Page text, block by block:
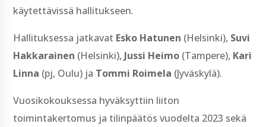
käytettävissä hallitukseen.
Hallituksessa jatkavat Esko Hatunen (Helsinki), Suvi
Hakkarainen (Helsinki), Jussi Heimo (Tampere), Kari
Linna (pj, Oulu) ja Tommi Roimela (Jyväskylä).
Vuosikokouksessa hyväksyttiin liiton
toimintakertomus ja tilinpäätös vuodelta 2023 sekä